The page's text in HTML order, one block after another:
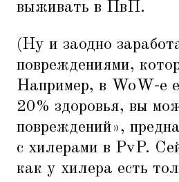
выживать в ПвП.
(Ну и заодно
повреждениями,
Например, в WoW-е
20% здоровья, вы
повреждений»,
с хилерами в PvP.
как у хилера есть